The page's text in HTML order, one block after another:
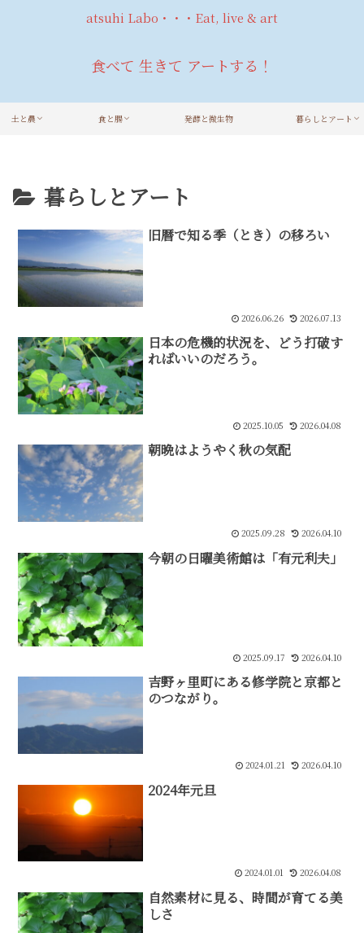
atsuhi Labo・・・Eat, live & art
食べて 生きて アートする！
土と農 食と腸 発酵と微生物 暮らしとアート
暮らしとアート
旧暦で知る季（とき）の移ろい
2026.06.26 2026.07.13
日本の危機的状況を、どう打破す
ればいいのだろう。
2025.10.05 2026.04.08
朝晩はようやく秋の気配
2025.09.28 2026.04.10
今朝の日曜美術館は「有元利夫」
2025.09.17 2026.04.10
吉野ヶ里町にある修学院と京都と
のつながり。
2024.01.21 2026.04.10
2024年元旦
2024.01.01 2026.04.08
自然素材に見る、時間が育てる美
しさ